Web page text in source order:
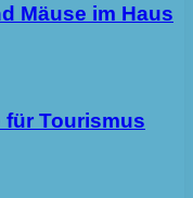
Mäuse im Haus
für Tourismus